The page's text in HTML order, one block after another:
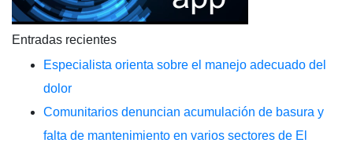
Entradas recientes
Especialista orienta sobre el manejo adecuado del
dolor
Comunitarios denuncian acumulación de basura y
falta de mantenimiento en varios sectores de El